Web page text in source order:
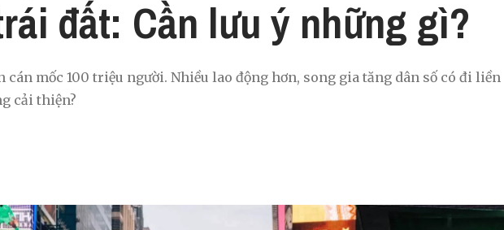
đất: Cần lưu ý những gì?
cán mốc 100 triệu người. Nhiều lao động hơn, song gia tăng dân số có đi liền
cải thiện?